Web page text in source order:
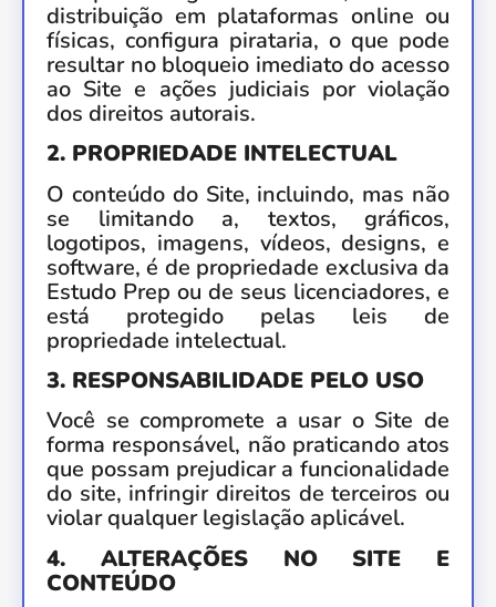
distribuição em plataformas online ou
físicas, configura pirataria, o que pode
resultar no bloqueio imediato do acesso
ao Site e ações judiciais por violação
dos direitos autorais.
2. PROPRIEDADE INTELECTUAL
O conteúdo do Site, incluindo, mas não
se limitando a, textos, gráficos,
logotipos, imagens, vídeos, designs, e
software, é de propriedade exclusiva da
Estudo Prep ou de seus licenciadores, e
está protegido pelas leis de
propriedade intelectual.
3. RESPONSABILIDADE PELO USO
Você se compromete a usar o Site de
forma responsável, não praticando atos
que possam prejudicar a funcionalidade
do site, infringir direitos de terceiros ou
violar qualquer legislação aplicável.
4. ALTERAÇÕES NO SITE E
CONTEÚDO